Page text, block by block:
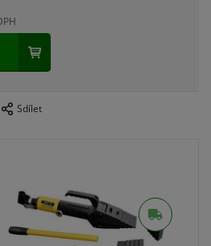
Sdílet